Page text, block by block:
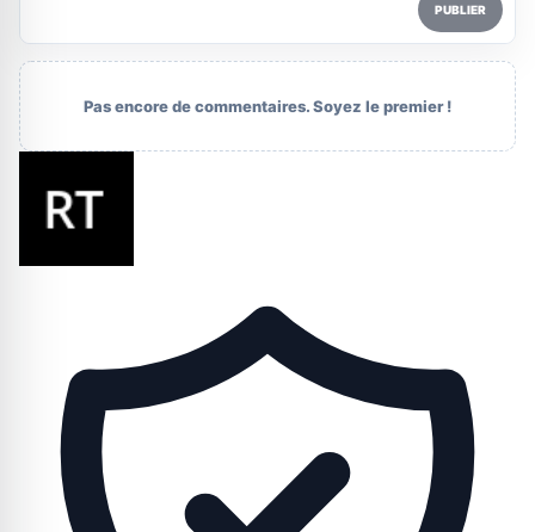
PUBLIER
Pas encore de commentaires. Soyez le premier !